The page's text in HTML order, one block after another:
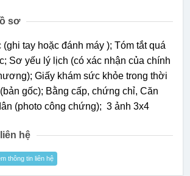
sơ
tay hoặc đánh máy ); Tóm tắt quá
Sơ yếu lý lịch (có xác nhận của chính
Giấy khám sức khỏe trong thời
gốc); Bằng cấp, chứng chỉ, Căn
(photo công chứng); 3 ảnh 3x4
hệ
thông tin liên hệ